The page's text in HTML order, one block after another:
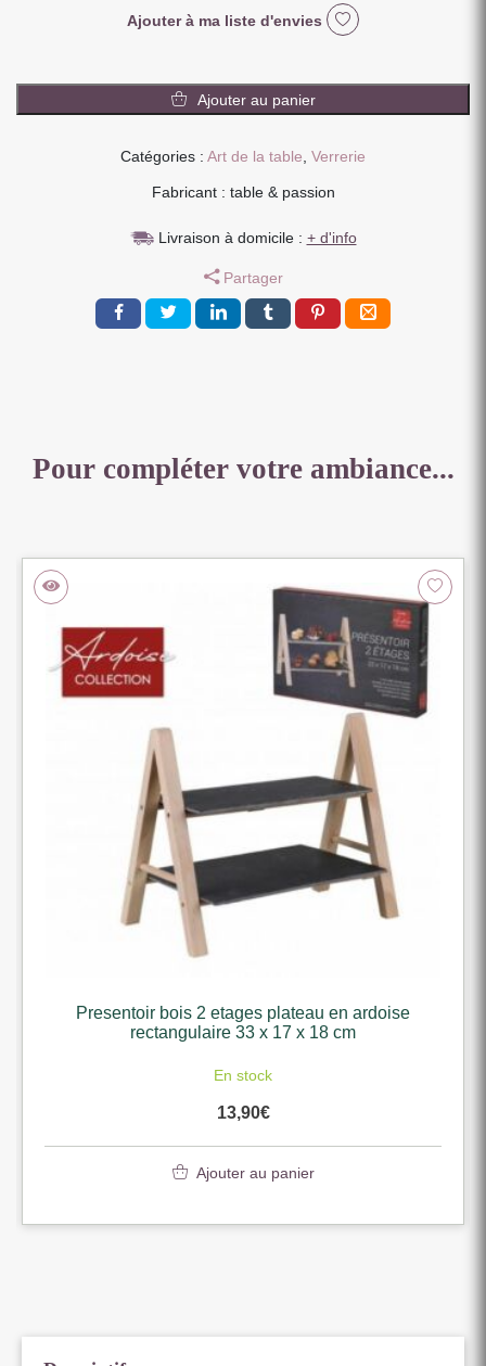
Ajouter à ma liste d'envies
de
BOITE
6
GOBELET
24
DIAMOND
GRIS
Ajouter au panier
Catégories : Art de la table, Verrerie
Fabricant : table & passion
Livraison à domicile : + d'info
Partager
Pour compléter votre ambiance...
Presentoir bois 2 etages plateau en ardoise
rectangulaire 33 x 17 x 18 cm
En stock
13,90€
Ajouter au panier